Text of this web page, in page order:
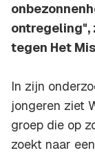
ontregeling",
tegen Het
In zijn
jongeren ziet
groep die op
zoekt naar